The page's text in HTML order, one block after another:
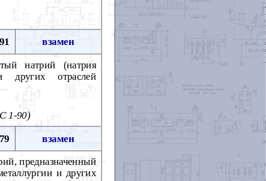
взамен
натрий (натрия
других отраслей
1-90)
взамен
предназначенный
и других